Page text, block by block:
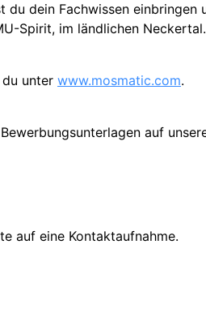
dein Fachwissen
Spirit, im ländlichen Neckertal.
unter www.mosmatic.com.
auf
auf eine Kontaktaufnahme.